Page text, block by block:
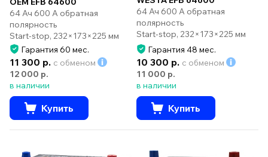
64 Ач 600 А обратная
полярность
Start-stop, 232×173×225 мм
Гарантия 60 мес.
11 300 р. с обменом
12 000 р.
в наличии
Купить
64 Ач 600 А обратная
полярность
Start-stop, 232×173×225 мм
Гарантия 48 мес.
10 300 р. с обменом
11 000 р.
в наличии
Купить